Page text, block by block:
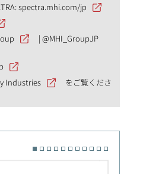
spectra.mhi.com/jp
|@MHI_GroupJP
Industries
をご覧くださ